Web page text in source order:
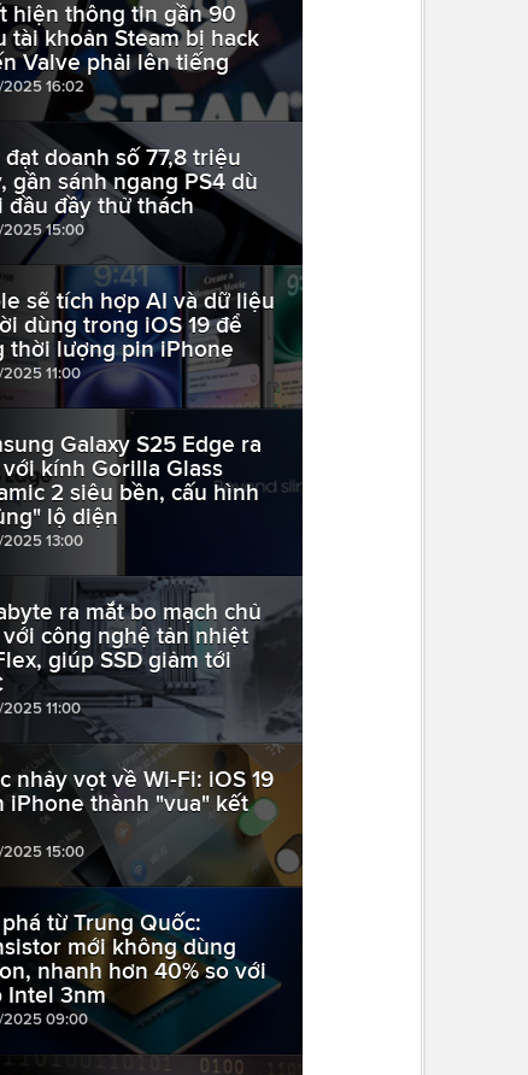
hiện thông tin gần 90
tài khoản Steam bị hack
Valve phải lên tiếng
16:02
đạt doanh số 77,8 triệu
gần sánh ngang PS4 dù
đầu đầy thử thách
2025 15:00
sẽ tích hợp AI và dữ liệu
dùng trong iOS 19 để
thời lượng pin iPhone
11:00
Galaxy S25 Edge ra
với kính Gorilla Glass
2 siêu bền, cấu hình
lộ diện
13:00
ra mắt bo mạch chủ
công nghệ tản nhiệt
giúp SSD giảm tới
11:00
nhảy vọt về Wi-Fi: iOS 19
iPhone thành "vua" kết
2025 15:00
từ Trung Quốc:
mới không dùng
nhanh hơn 40% so với
Intel 3nm
2025 09:00